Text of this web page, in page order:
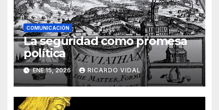
COMUNICACIÓN
La seguridad como promesa
política
ENE 15, 2026 RICARDO VIDAL